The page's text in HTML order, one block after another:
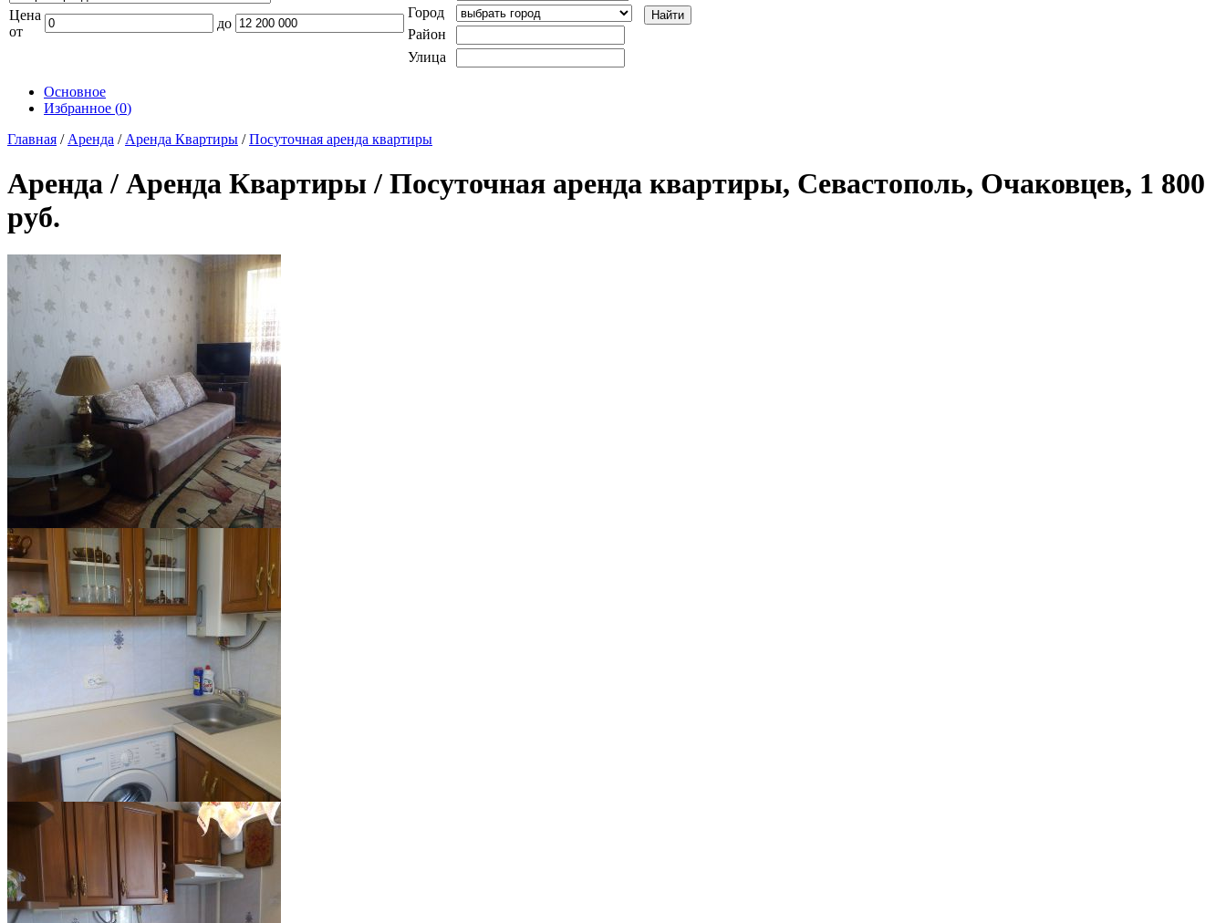
Цена
от
до
Город
Район
Улица
Основное
Избранное (0)
Главная / Аренда / Аренда Квартиры /Посуточная аренда квартиры
Аренда / Аренда Квартиры / Посуточная аренда квартиры, Севастополь, Очаковцев, 1 800
руб.